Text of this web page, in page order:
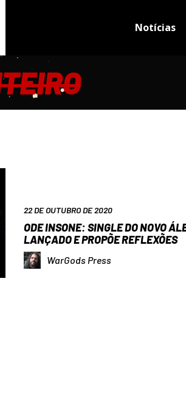
Notícias
22 DE OUTUBRO DE 2020
ODE INSONE: SINGLE DO NOVO
LANÇADO E PROPÕE REFLEXÕES
WarGods Press